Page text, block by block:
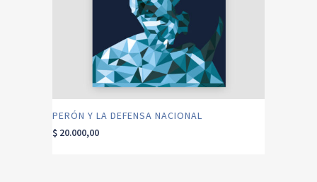
PERÓN Y LA DEFENSA NACIONAL
$ 20.000,00